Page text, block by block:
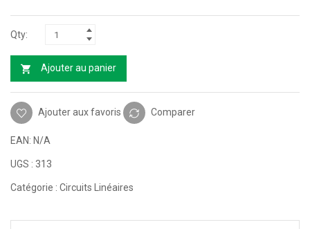
Ajouter au panier
Ajouter aux favoris Comparer
EAN: N/A
UGS : 313
Catégorie : Circuits Linéaires